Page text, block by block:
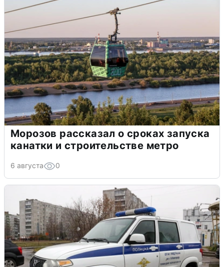
Морозов рассказал о сроках запуска
канатки и строительстве метро
6 августа 0